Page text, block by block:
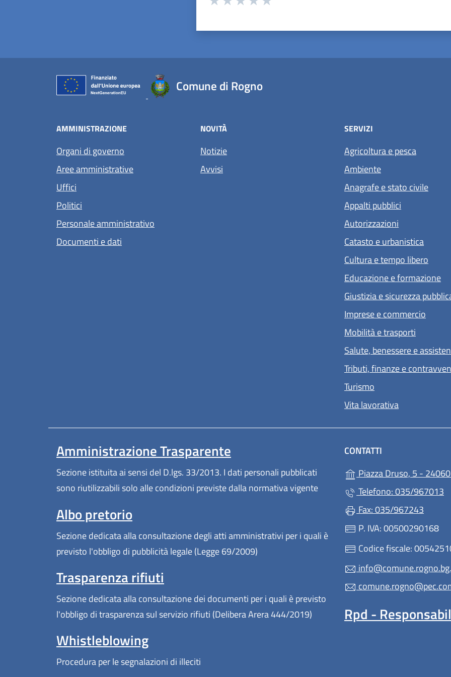
Comune di Rogno
AMMINISTRAZIONE
Organi di governo
Aree amministrative
Uffici
Politici
Personale amministrativo
Documenti e dati
NOVITÀ
Notizie
Avvisi
SERVIZI
Agricoltura e pesca
Ambiente
Anagrafe e stato civile
Appalti pubblici
Autorizzazioni
Catasto e urbanistica
Cultura e tempo libero
Educazione e formazione
Giustizia e sicurezza
Imprese e commercio
Mobilità e trasporti
Salute, benessere e
Tributi, finanze e
Turismo
Vita lavorativa
Amministrazione Trasparente
Sezione istituita ai sensi del D.lgs. 33/2013. I dati personali pubblicati
sono riutilizzabili solo alle condizioni previste dalla normativa vigente
Albo pretorio
Sezione dedicata alla consultazione degli atti amministrativi per i quali è
previsto l'obbligo di pubblicità legale (Legge 69/2009)
Trasparenza rifiuti
Sezione dedicata alla consultazione dei documenti per i quali è previsto
l'obbligo di trasparenza sul servizio rifiuti (Delibera Arera 444/2019)
Whistleblowing
Procedura per le segnalazioni di illeciti
CONTATTI
Piazza Druso, 5 -
Telefono: 035/967013
Fax: 035/967243
P. IVA: 00500290168
Codice fiscale:
Rpd -